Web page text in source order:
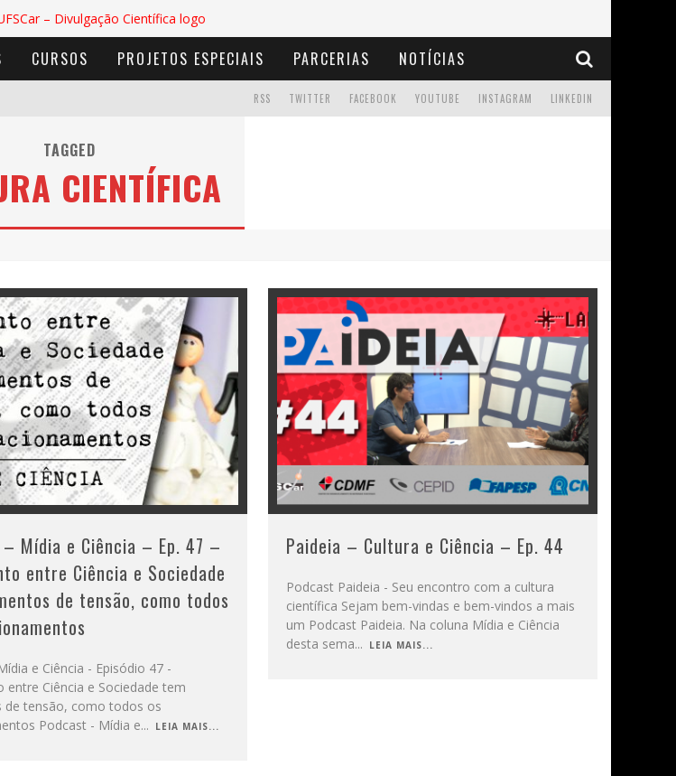
CURSOS PROJETOS ESPECIAIS PARCERIAS NOTÍCIAS
LINKEDIN
INSTAGRAM
YOUTUBE
FACEBOOK
TWITTER
RSS
TAGGED
CIENTÍFICA
Mídia e Ciência – Ep. 47 –
entre Ciência e Sociedade
de tensão, como todos
e Ciência - Episódio 47 -
entre Ciência e Sociedade tem
de tensão, como todos os
Podcast - Mídia e... LEIA MAIS...
Paideia – Cultura e Ciência – Ep. 44
Podcast Paideia - Seu encontro com a cultura
científica Sejam bem-vindas e bem-vindos a mais
um Podcast Paideia. Na coluna Mídia e Ciência
desta sema... LEIA MAIS...